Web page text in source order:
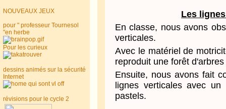
NOUVEAUX JEUX
pour " professeur Tournesol
"en herbe
Pour les curieux
dessins animés sur la sécurité
Internet
révisions pour le cycle 2
Les
En classe, nous avons
verticales.
Avec le matériel de
reproduit une forêt
Ensuite, nous avons fait
lignes verticales avec
pastels.